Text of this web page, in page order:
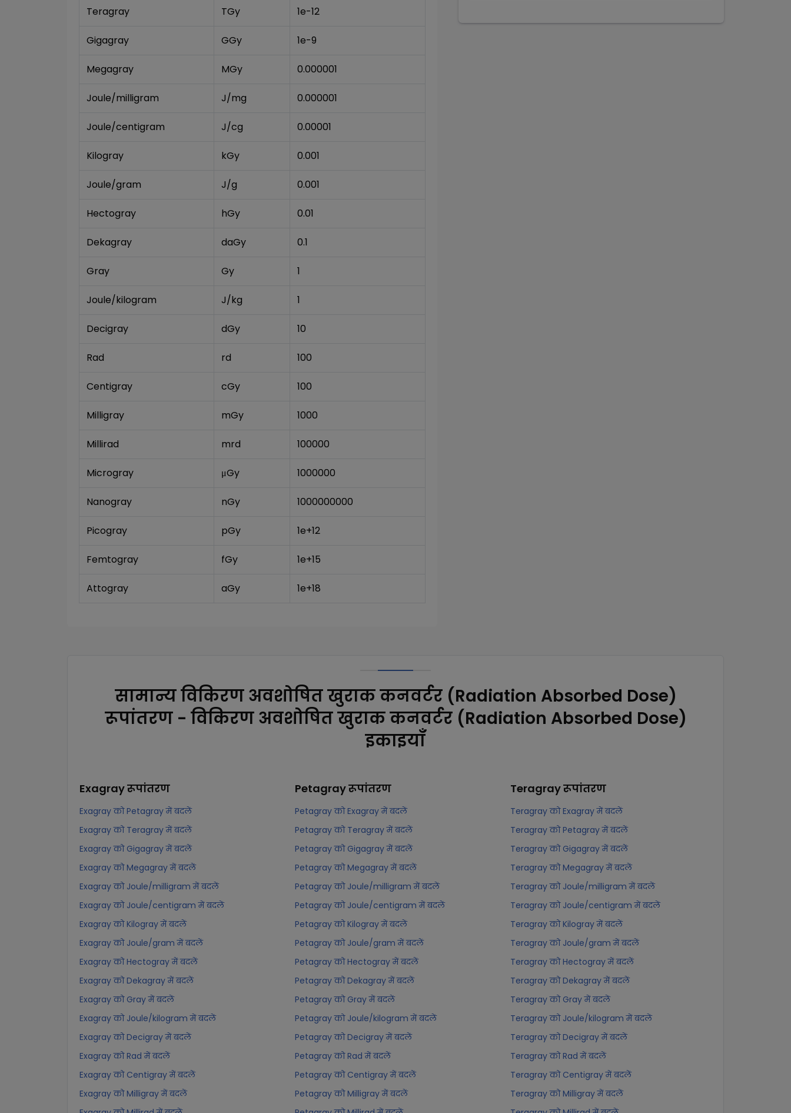
Teragray TGy 1e-12
Gigagray GGy 1e-9
Megagray MGy 0.000001
Joule/milligram J/mg 0.000001
Joule/centigram J/cg 0.00001
Kilogray kGy 0.001
Joule/gram J/g 0.001
Hectogray hGy 0.01
Dekagray daGy 0.1
Gray Gy 1
Joule/kilogram J/kg 1
Decigray dGy 10
Rad rd 100
Centigray cGy 100
Milligray mGy 1000
Millirad mrd 100000
Microgray μGy 1000000
Nanogray nGy 1000000000
Picogray pGy 1e+12
Femtogray fGy 1e+15
Attogray aGy 1e+18
सामान्य विकिरण अवशोषित खुराक कनवर्टर (Radiation Absorbed Dose)
रूपांतरण - विकिरण अवशोषित खुराक कनवर्टर (Radiation Absorbed Dose)
इकाइयाँ
Exagrayरूपांतरण
Exagray को Petagray में बदलें
Exagray को Teragray में बदलें
Exagray को Gigagray में बदलें
Exagray को Megagray में बदलें
Exagray को Joule/milligram में बदलें
Exagray को Joule/centigram में बदलें
Exagray को Kilogray में बदलें
Exagray को Joule/gram में बदलें
Exagray को Hectogray में बदलें
Exagray को Dekagray में बदलें
Exagray को Gray में बदलें
Exagray को Joule/kilogram में बदलें
Exagray को Decigray में बदलें
Exagray को Rad में बदलें
Exagray को Centigray में बदलें
Exagray को Milligray में बदलें
Petagrayरूपांतरण
Petagray को Exagray में बदलें
Petagray को Teragray में बदलें
Petagray को Gigagray में बदलें
Petagray को Megagray में बदलें
Petagray को Joule/milligram में बदलें
Petagray को Joule/centigram में बदलें
Petagray को Kilogray में बदलें
Petagray को Joule/gram में बदलें
Petagray को Hectogray में बदलें
Petagray को Dekagray में बदलें
Petagray को Gray में बदलें
Petagray को Joule/kilogram में बदलें
Petagray को Decigray में बदलें
Petagray को Rad में बदलें
Petagray को Centigray में बदलें
Petagray को Milligray में बदलें
Teragrayरूपांतरण
Teragray को Exagray में बदलें
Teragray को Petagray में बदलें
Teragray को Gigagray में बदलें
Teragray को Megagray में बदलें
Teragray को Joule/milligram में बदलें
Teragray को Joule/centigram में बदलें
Teragray को Kilogray में बदलें
Teragray को Joule/gram में बदलें
Teragray को Hectogray में बदलें
Teragray को Dekagray में बदलें
Teragray को Gray में बदलें
Teragray को Joule/kilogram में बदलें
Teragray को Decigray में बदलें
Teragray को Rad में बदलें
Teragray को Centigray में बदलें
Teragray को Milligray में बदलें